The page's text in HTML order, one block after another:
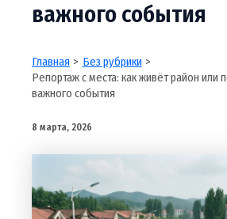
важного события
Главная
Без рубрики
Репортаж с места: как живёт район или
важного события
8 марта, 2026